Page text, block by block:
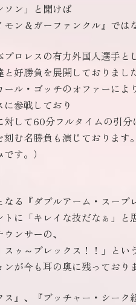
ソン」と聞けば
モン＆ガーファンクル』では
ロレスの有力外国人選手と
好勝負を展開しておりまし
ル・ゴッチのオファーによ
参戦しており
して60分フルタイムの引分
む名勝負も演じております。
す。）
なる『ダブルアーム・スープ
に「キレイな技だなぁ」と
ンサーの、
ゥ～プレックス！！」という
が今も耳の奥に残っており
』、『ブッチャー・シーク